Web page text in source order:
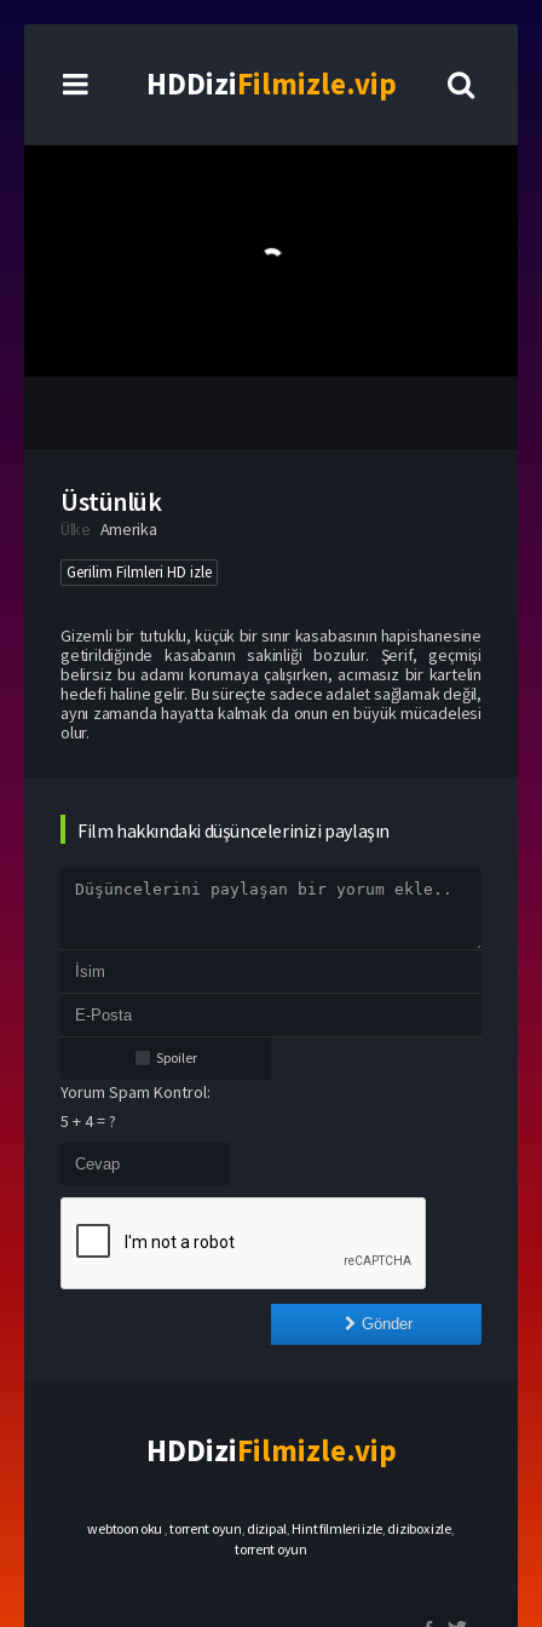
HDDiziFilmizle.vip
Üstünlük
Ülke Amerika
Gerilim Filmleri HD izle
Gizemli bir tutuklu, küçük bir sınır kasabasının hapishanesine
getirildiğinde kasabanın sakinliği bozulur. Şerif, geçmişi
belirsiz bu adamı korumaya çalışırken, acımasız bir kartelin
hedefi haline gelir. Bu süreçte sadece adalet sağlamak değil,
aynı zamanda hayatta kalmak da onun en büyük mücadelesi
olur.
Film hakkındaki düşüncelerinizi paylaşın
Spoiler
Yorum Spam Kontrol:
5 + 4 = ?
Gönder
HDDiziFilmizle.vip
webtoon oku ,torrent oyun dizipal Hint filmleri izle dizibox izle,
torrent oyun